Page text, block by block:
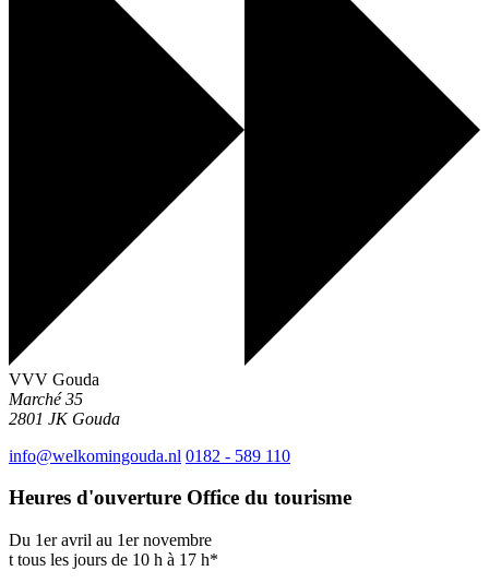
VVV Gouda
Marché 35
2801 JK Gouda
info@welkomingouda.nl 0182 - 589 110
Heures d'ouverture Office du tourisme
Du 1er avril au 1er novembre
t tous les jours de 10 h à 17 h*